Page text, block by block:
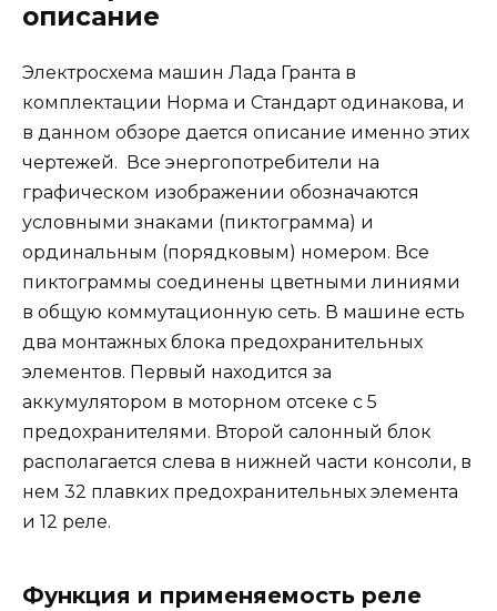
описание
Электросхема машин Лада Гранта в
комплектации Норма и Стандарт одинакова, и
в данном обзоре дается описание именно этих
чертежей. Все энергопотребители на
графическом изображении обозначаются
условными знаками (пиктограмма) и
ординальным (порядковым) номером. Все
пиктограммы соединены цветными линиями
в общую коммутационную сеть. В машине есть
два монтажных блока предохранительных
элементов. Первый находится за
аккумулятором в моторном отсеке с 5
предохранителями. Второй салонный блок
располагается слева в нижней части консоли, в
нем 32 плавких предохранительных элемента
и 12 реле.
Функция и применяемость реле